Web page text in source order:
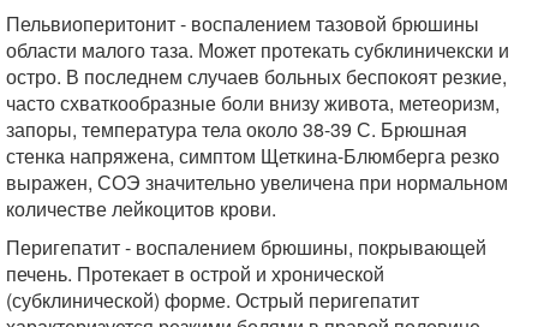
Пельвиоперитонит - воспалением тазовой брюшины
области малого таза. Может протекать субклиничекски и
остро. В последнем случаев больных беспокоят резкие,
часто схваткообразные боли внизу живота, метеоризм,
запоры, температура тела около 38-39 С. Брюшная
стенка напряжена, симптом Щеткина-Блюмберга резко
выражен, СОЭ значительно увеличена при нормальном
количестве лейкоцитов крови.
Перигепатит - воспалением брюшины, покрывающей
печень. Протекает в острой и хронической
(субклинической) форме. Острый перигепатит